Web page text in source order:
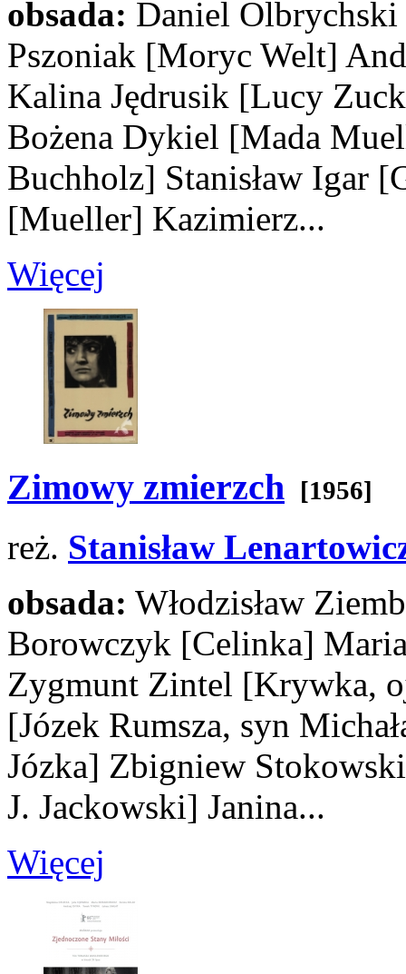
obsada: Daniel Olbrychski
Pszoniak [Moryc Welt]
Kalina Jędrusik [Lucy
Bożena Dykiel [Mada
Buchholz] Stanisław Igar
[Mueller] Kazimierz...
Więcej
Zimowy zmierzch [1956]
reż. Stanisław
obsada: Włodzisław
Borowczyk [Celinka]
Zygmunt Zintel [Krywka,
[Józek Rumsza, syn
Józka] Zbigniew
J. Jackowski] Janina...
Więcej